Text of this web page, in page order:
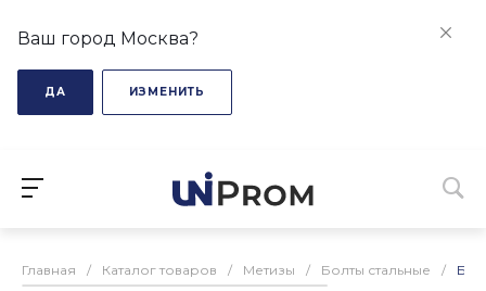
Ваш город Москва?
ДА ИЗМЕНИТЬ
Главная / Каталог товаров / Метизы / Болты стальные /